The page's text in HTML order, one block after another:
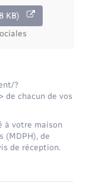
KB)
?
de chacun de vos
à votre maison
(MDPH), de
de réception.